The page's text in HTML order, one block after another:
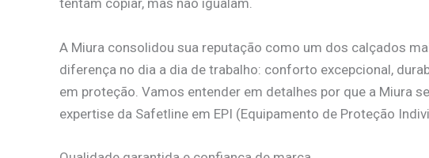
tentam copiar, mas não igualam.
A Miura consolidou sua reputação como um dos calçados
diferença no dia a dia de trabalho: conforto excepcional,
em proteção. Vamos entender em detalhes por que a Miura
expertise da Safetline em EPI (Equipamento de Proteção